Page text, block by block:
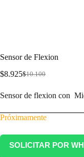
Sensor de Flexion
$10.100
$8.925
Sensor de flexion con
Próximamente
SOLICITAR POR